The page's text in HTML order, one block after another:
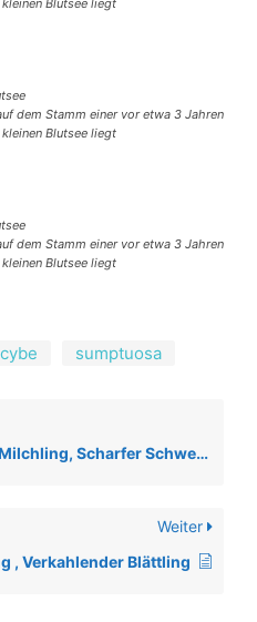
Blutsee liegt
dem Stamm einer vor etwa 3 Jahren
Blutsee liegt
dem Stamm einer vor etwa 3 Jahren
Blutsee liegt
sumptuosa
Scharfer Schwefel-Milchling
Weiter
, Verkahlender Blättling